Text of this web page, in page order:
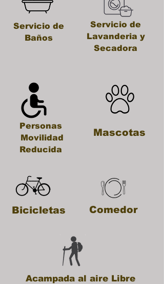
Servicio de
Baños
Servicio de
Lavanderia y
Secadora
Personas
Movilidad
Reducida
Bicicletas
Mascotas
Comedor
Acampada al aire Libre